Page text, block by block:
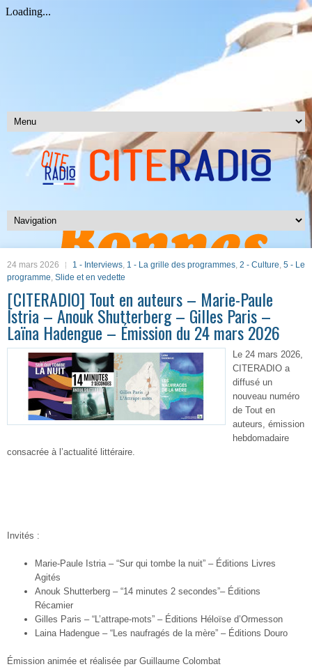
24 mars 2026 1 - Interviews, 1 - La grille des programmes, 2 - Culture, 5 - Le
programme, Slide et en vedette
[CITERADIO] Tout en auteurs – Marie-Paule
Istria – Anouk Shutterberg – Gilles Paris –
Laïna Hadengue – Émission du 24 mars 2026
Le 24 mars 2026,
CITERADIO a
diffusé un
nouveau numéro
de Tout en
auteurs, émission
hebdomadaire
consacrée à l’actualité littéraire.
Invités :
Marie-Paule Istria –“Sur qui tombe la nuit” –Éditions Livres
Agités
Anouk Shutterberg – “14 minutes 2 secondes”–Éditions
Récamier
Gilles Paris – “L’attrape-mots” – Éditions Héloïse d’Ormesson
Laina Hadengue – “Les naufragés de la mère” – Éditions Douro
Émission animée et réalisée par Guillaume Colombat